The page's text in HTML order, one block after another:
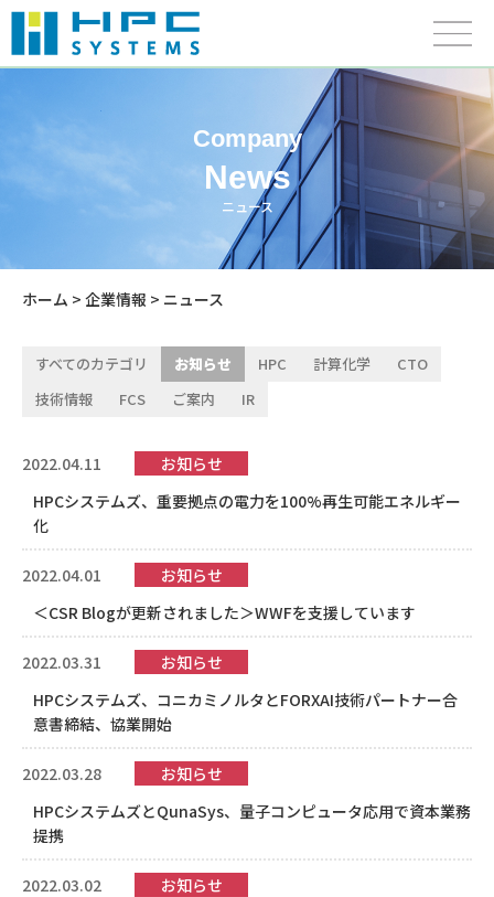
Company
News
ニュース
ホーム > 企業情報 > ニュース
すべてのカテゴリ お知らせ HPC 計算化学
CTO
技術情報
FCS ご案内 IR
2022.04.11
お知らせ
HPCシステムズ、重要拠点の電力を100%再生可能エネルギー
化
2022.04.01
お知らせ
＜CSR Blogが更新されました＞WWFを支援しています
2022.03.31
お知らせ
HPCシステムズ、コニカミノルタとFORXAI技術パートナー合
意書締結、協業開始
2022.03.28
お知らせ
HPCシステムズとQunaSys、量子コンピュータ応用で資本業務
提携
2022.03.02
お知らせ